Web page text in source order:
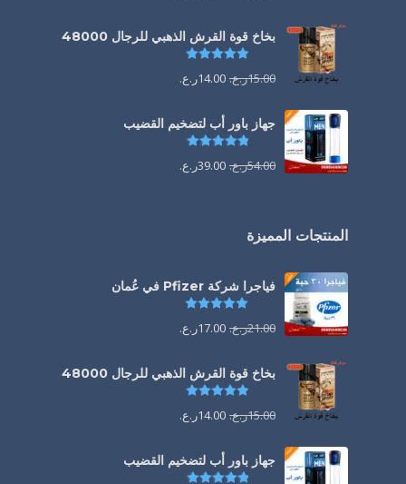
بخاخ قوة القرش الذهبي للرجال 48000
تم التقييم
15.00ر.ع. 14.00ر.ع.
جهاز باور أب لتضخيم القضيب
تم التقييم
54.00ر.ع. 39.00ر.ع.
المنتجات المميزة
فياجرا شركة Pfizer في عُمان
21.00ر.ع. 17.00ر.ع.
بخاخ قوة القرش الذهبي للرجال 48000
تم التقييم
15.00ر.ع. 14.00ر.ع.
جهاز باور أب لتضخيم القضيب
تم التقييم